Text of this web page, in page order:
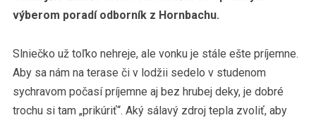
výberom poradí odborník z Hornbachu.
Slniečko už toľko nehreje, ale vonku je stále ešte príjemne.
Aby sa nám na terase či v lodžii sedelo v studenom
sychravom počasí príjemne aj bez hrubej deky, je dobré
trochu si tam „prikúriť“. Aký sálavý zdroj tepla zvoliť, aby